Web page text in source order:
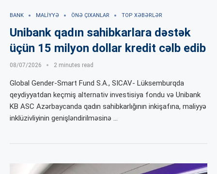
BANK MALIYYƏ ÖNƏ ÇIXANLAR TOP XƏBƏRLƏR
Unibank qadın sahibkarlara dəstək
üçün 15 milyon dollar kredit cəlb edib
08/07/2026 2 minutes read
Global Gender-Smart Fund S.A., SICAV- Lüksemburqda
qeydiyyatdan keçmiş alternativ investisiya fondu və Unibank
KB ASC Azərbaycanda qadın sahibkarlığının inkişafına, maliyyə
inklüzivliyinin genişləndirilməsinə …